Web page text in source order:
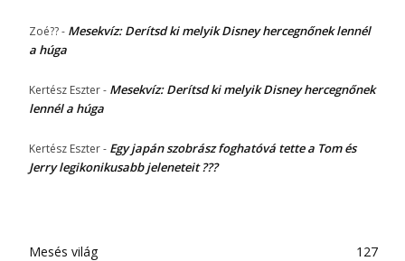
Zoé??- Mesekvíz: Derítsd ki melyik Disney hercegnőnek lennél
a húga
Kertész Eszter- Mesekvíz: Derítsd ki melyik Disney hercegnőnek
lennél a húga
Kertész Eszter- Egy japán szobrász foghatóvá tette a Tom és
Jerry legikonikusabb jeleneteit ???
Mesés világ
127